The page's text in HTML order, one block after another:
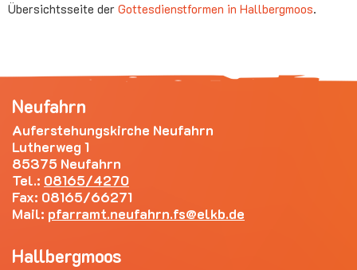
Übersichtsseite der Gottesdienstformen in Hallbergmoos.
Neufahrn
Auferstehungskirche Neufahrn
Lutherweg 1
85375 Neufahrn
Tel.: 08165/4270
Fax: 08165/66271
Mail: pfarramt.neufahrn.fs elkb.de
Hallbergmoos